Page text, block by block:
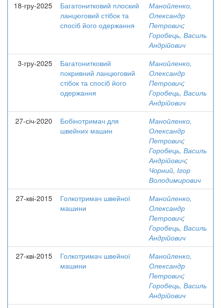
18-гру-2025
Багатонитковий плоский
ланцюговий стібок та
спосіб його одержання
Манойленко,
Олександр
Петрович;
Горобець, Василь
Андрійович
3-гру-2025
Багатонитковий
покривний ланцюговий
стібок та спосіб його
одержання
Манойленко,
Олександр
Петрович;
Горобець, Василь
Андрійович
27-січ-2020
Бобінотримач для
швейних машин
Манойленко,
Олександр
Петрович;
Горобець, Василь
Андрійович;
Чорний, Ігор
Володимирович
27-кві-2015
Голкотримач швейної
машини
Манойленко,
Олександр
Петрович;
Горобець, Василь
Андрійович
27-кві-2015
Голкотримач швейної
машини
Манойленко,
Олександр
Петрович;
Горобець, Василь
Андрійович